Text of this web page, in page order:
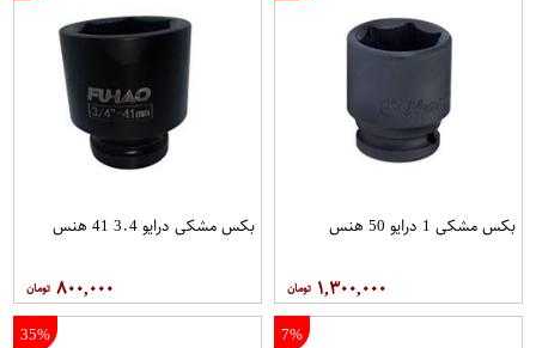
بکس مشکی 1 درایو 50 هنس
۱,۳۰۰,۰۰۰
بکس مشکی درایو 3.4 41 هنس
۸۰۰,۰۰۰
7%
35%